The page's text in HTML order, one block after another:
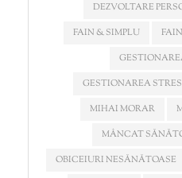
DEZVOLTARE
FAIN & SIMPLU
GESTIONAREA
MIHAI MORAR
MÂNCAT
OBICEIURI NESĂNĂTOASE